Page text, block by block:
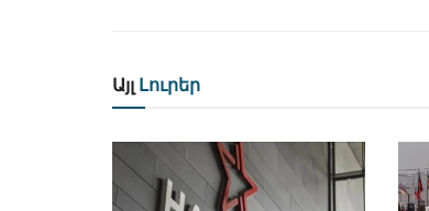
Այլ Լուրեր